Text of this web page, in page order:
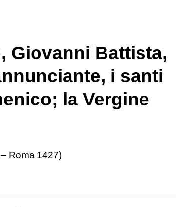
Giovanni Battista,
i santi
la Vergine
Roma 1427)